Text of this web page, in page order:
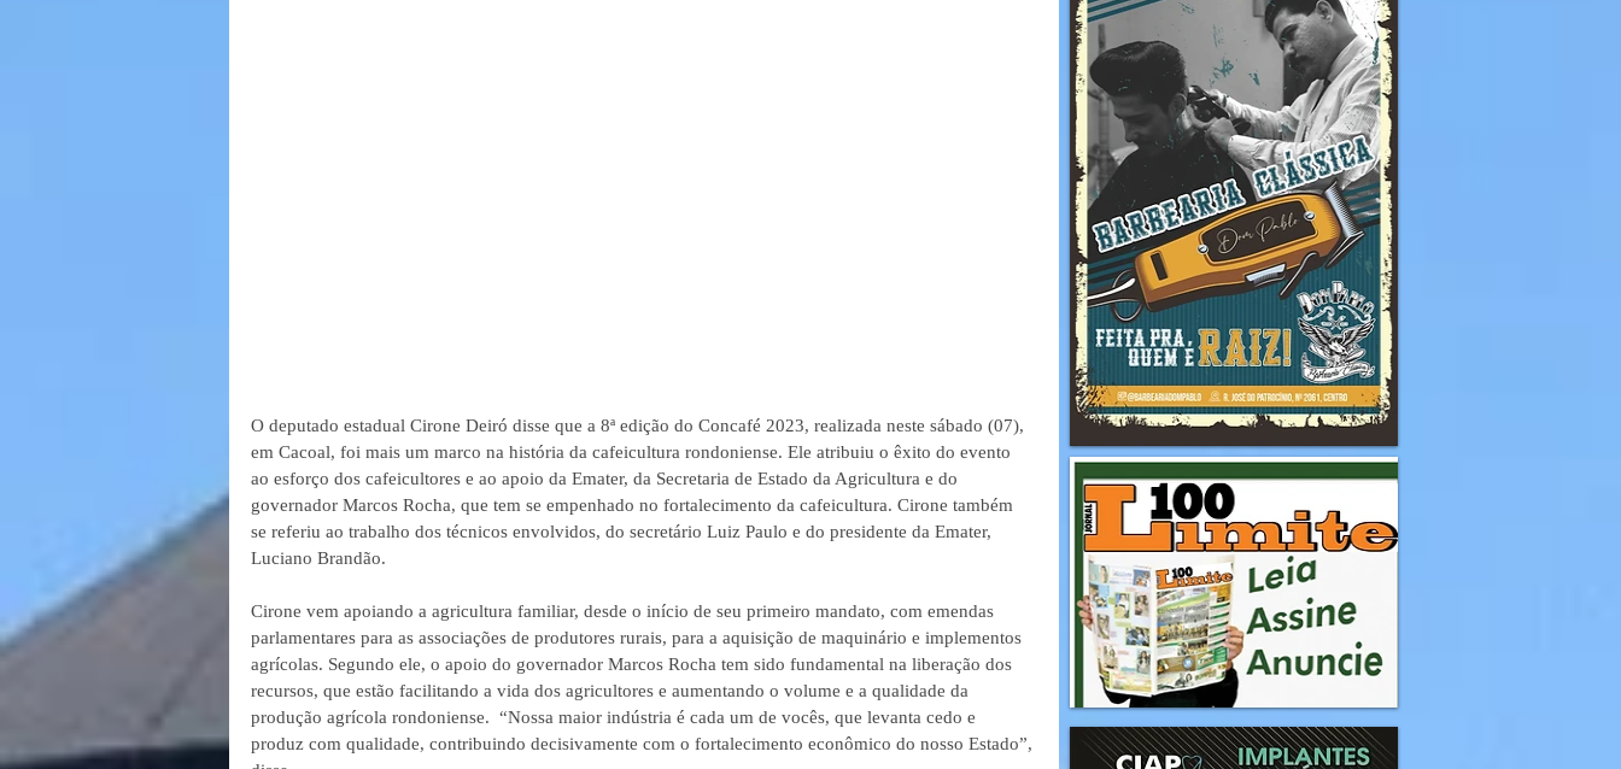
O deputado estadual Cirone Deiró disse que a 8ª edição do Concafé 2023, realizada neste sábado (07),
em Cacoal, foi mais um marco na história da cafeicultura rondoniense. Ele atribuiu o êxito do evento
ao esforço dos cafeicultores e ao apoio da Emater, da Secretaria de Estado da Agricultura e do
governador Marcos Rocha, que tem se empenhado no fortalecimento da cafeicultura. Cirone também
se referiu ao trabalho dos técnicos envolvidos, do secretário Luiz Paulo e do presidente da Emater,
Luciano Brandão.
Cirone vem apoiando a agricultura familiar, desde o início de seu primeiro mandato, com emendas
parlamentares para as associações de produtores rurais, para a aquisição de maquinário e implementos
agrícolas. Segundo ele, o apoio do governador Marcos Rocha tem sido fundamental na liberação dos
recursos, que estão facilitando a vida dos agricultores e aumentando o volume e a qualidade da
produção agrícola rondoniense.  “Nossa maior indústria é cada um de vocês, que levanta cedo e
produz com qualidade, contribuindo decisivamente com o fortalecimento econômico do nosso Estado”,